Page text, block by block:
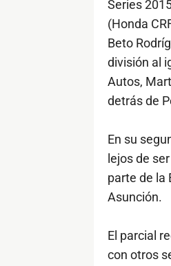
Series
(Honda
Beto
división al
Autos,
detrás de
En su
lejos de
parte de la
Asunción.
El parcial
con otros